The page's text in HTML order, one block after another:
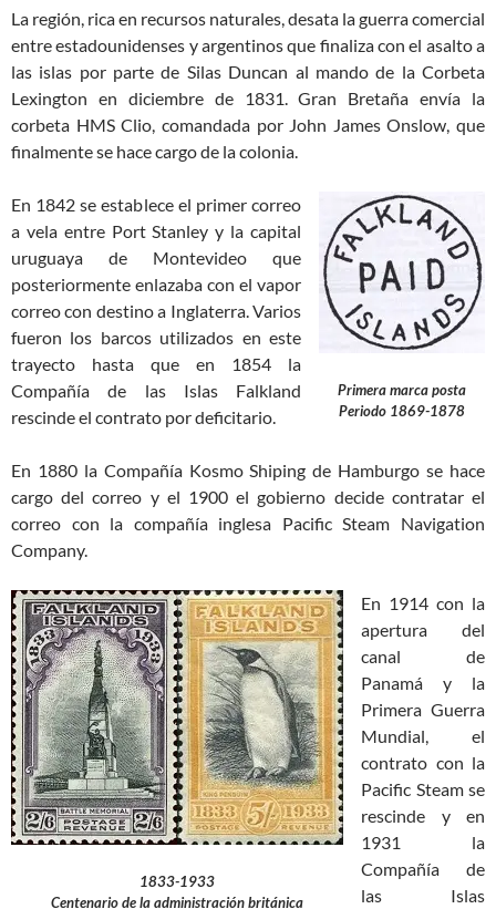
La región, rica en recursos naturales, desata la guerra comercial
entre estadounidenses y argentinos que finaliza con el asalto a
las islas por parte de Silas Duncan al mando de la Corbeta
Lexington en diciembre de 1831. Gran Bretaña envía la
corbeta HMS Clio, comandada por John James Onslow, que
finalmente se hace cargo de la colonia.
Primera marca posta
Periodo 1869-1878
En 1842 se establece el primer correo
a vela entre Port Stanley y la capital
uruguaya de Montevideo que
posteriormente enlazaba con el vapor
correo con destino a Inglaterra. Varios
fueron los barcos utilizados en este
trayecto hasta que en 1854 la
Compañía de las Islas Falkland
rescinde el contrato por deficitario.
En 1880 la Compañía Kosmo Shiping de Hamburgo se hace
cargo del correo y el 1900 el gobierno decide contratar el
correo con la compañía inglesa Pacific Steam Navigation
Company.
1833-1933
Centenario de la administración británica
En 1914 con la
apertura del
canal de
Panamá y la
Primera Guerra
Mundial, el
contrato con la
Pacific Steam se
rescinde y en
1931 la
Compañía de
las Islas